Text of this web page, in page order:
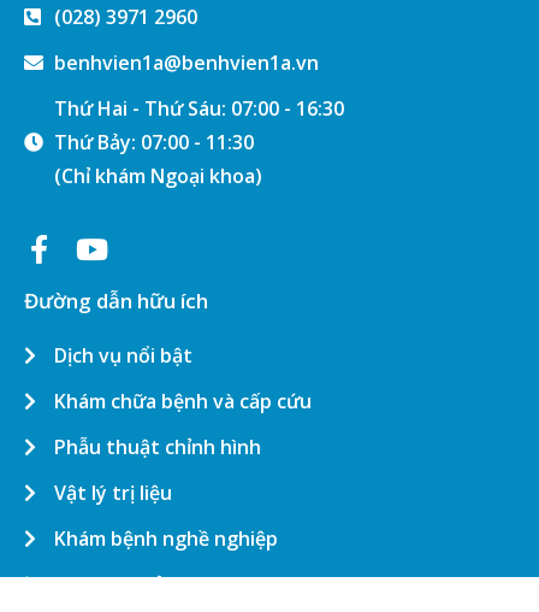
(028) 3971 2960
benhvien1a@benhvien1a.vn
Thứ Hai - Thứ Sáu: 07:00 - 16:30
Thứ Bảy: 07:00 - 11:30
(Chỉ khám Ngoại khoa)
Đường dẫn hữu ích
Dịch vụ nổi bật
Khám chữa bệnh và cấp cứu
Phẫu thuật chỉnh hình
Vật lý trị liệu
Khám bệnh nghề nghiệp
Dụng cụ chỉnh hình